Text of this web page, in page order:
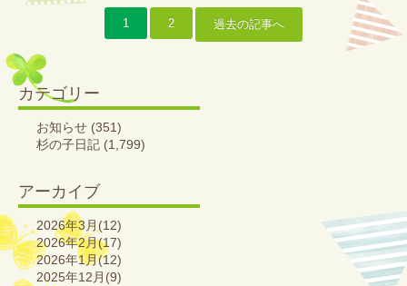
1 2 過去の記事へ
カテゴリー
お知らせ (351)
杉の子日記 (1,799)
アーカイブ
2026年3月(12)
2026年2月(17)
2026年1月(12)
2025年12月(9)